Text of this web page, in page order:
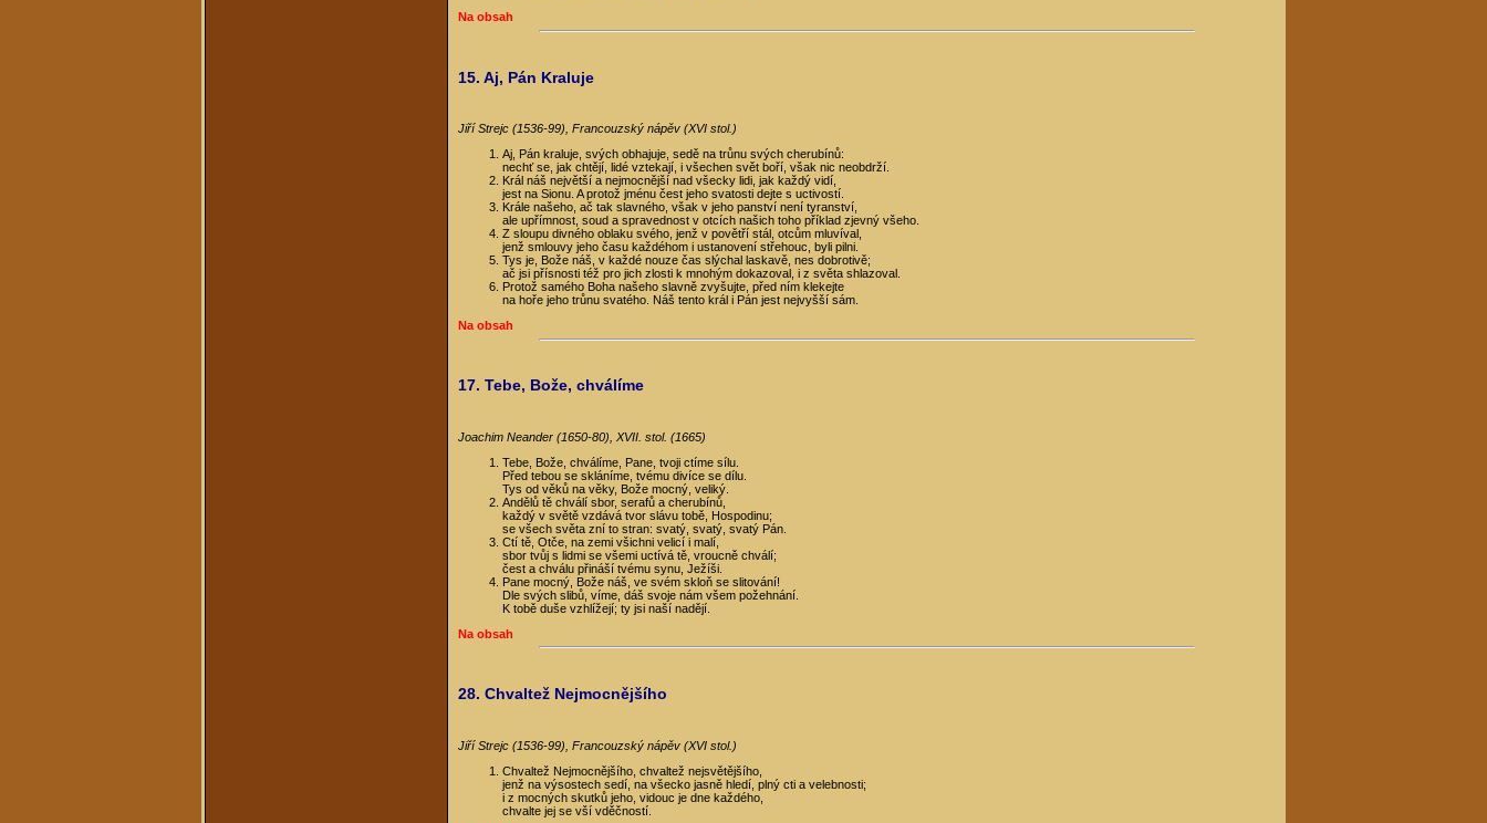
Na obsah
15. Aj, Pán Kraluje
Jiří Strejc (1536-99), Francouzský nápěv (XVI stol.)
Aj, Pán kraluje, svých obhajuje, sedě na trůnu svých cherubínů:
nechť se, jak chtějí, lidé vztekají, i všechen svět boří, však nic neobdrží.
Král náš největší a nejmocnější nad všecky lidi, jak každý vidí,
jest na Sionu. A protož jménu čest jeho svatosti dejte s uctivostí.
Krále našeho, ač tak slavného, však v jeho panství není tyranství,
ale upřímnost, soud a spravednost v otcích našich toho příklad zjevný všeho.
Z sloupu divného oblaku svého, jenž v povětří stál, otcům mluvíval,
jenž smlouvy jeho času každéhom i ustanovení střehouc, byli pilni.
Tys je, Bože náš, v každé nouze čas slýchal laskavě, nes dobrotivě;
ač jsi přísnosti též pro jich zlosti k mnohým dokazoval, i z světa shlazoval.
Protož samého Boha našeho slavně zvyšujte, před ním klekejte
na hoře jeho trůnu svatého. Náš tento král i Pán jest nejvyšší sám.
Na obsah
17. Tebe, Bože, chválíme
Joachim Neander (1650-80), XVII. stol. (1665)
Tebe, Bože, chválíme, Pane, tvoji ctíme sílu.
Před tebou se skláníme, tvému divíce se dílu.
Tys od věků na věky, Bože mocný, veliký.
Andělů tě chválí sbor, serafů a cherubínů,
každý v světě vzdává tvor slávu tobě, Hospodinu;
se všech světa zní to stran: svatý, svatý, svatý Pán.
Ctí tě, Otče, na zemi všichni velicí i malí,
sbor tvůj s lidmi se všemi uctívá tě, vroucně chválí;
čest a chválu přináší tvému synu, Ježíši.
Pane mocný, Bože náš, ve svém skloň se slitování!
Dle svých slibů, víme, dáš svoje nám všem požehnání.
K tobě duše vzhlížejí; ty jsi naší nadějí.
Na obsah
28. Chvaltež Nejmocnějšího
Jiří Strejc (1536-99), Francouzský nápěv (XVI stol.)
Chvaltež Nejmocnějšího, chvaltež nejsvětějšího,
jenž na výsostech sedí, na všecko jasně hledí, plný cti a velebnosti;
i z mocných skutků jeho, vidouc je dne každého,
chvalte jej se vší vděčností.